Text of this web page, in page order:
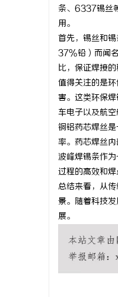
条、6337锡丝
用。
首先，锡丝和
37%铅）而闻
比，保证焊接的
值得关注的是
害。这类环保
车电子以及航空
铜铝药芯焊丝
率。药芯焊丝
波峰焊锡条作
过程的高效和
总结来看，从
景。随着科技
展。